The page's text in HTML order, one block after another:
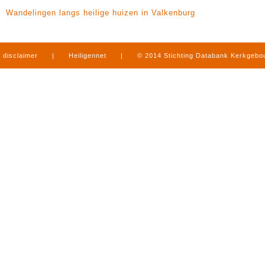
Wandelingen langs heilige huizen in Valkenburg
disclaimer | Heiligennet | © 2014 Stichting Databank